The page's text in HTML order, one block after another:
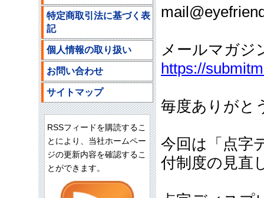
メールマガジ
https://
毎度ありがと
今回は「点字
付制度の見直
特定商取引法に基づく表
記
個人情報の取り扱い
お問い合わせ
サイトマップ
RSSフィードを購読するこ
とにより、当社ホームペー
ジの更新内容を確認するこ
とができます。